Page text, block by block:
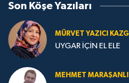
Son Köşe Yazıları
MÜRVET YAZICI KAZGI
UYGAR İÇİN EL ELE
MEHMET MARAŞANLI